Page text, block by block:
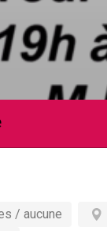
/ aucune